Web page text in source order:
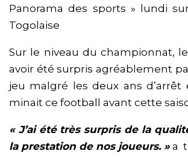
Panorama des sports » lundi
Togolaise
Sur le niveau du championnat,
avoir été surpris agréablement
jeu malgré les deux ans d’arrêt
minait ce football avant cette
« J’ai été très surpris de la
la prestation de nos joueurs. » a